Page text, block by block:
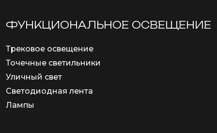
ФУНКЦИОНА­ЛЬНОЕ ОСВЕЩЕНИЕ
Трековое освещение
Точечные светильники
Уличный свет
Светодиодная лента
Лампы